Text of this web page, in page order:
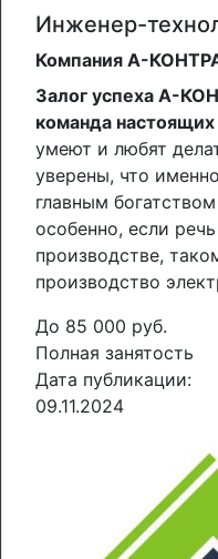
Инженер-
Компания А-
Залог успеха А-
команда
умеют и любят
уверены, что
главным
особенно, если
производстве,
производство
До 85 000 руб.
Полная занятость
Дата публикации:
09.11.2024